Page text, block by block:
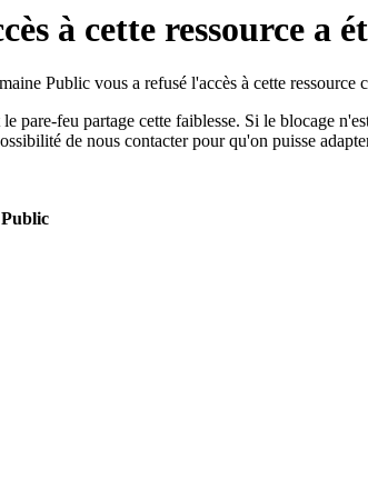
à cette ressource a
Public vous a refusé l'accès à cette ressource
pare-feu partage cette faiblesse. Si le blocage
de nous contacter pour qu'on puisse